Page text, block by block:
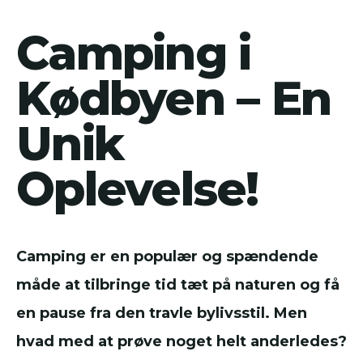
Camping i
Kødbyen – En
Unik
Oplevelse!
Camping er en populær og spændende
måde at tilbringe tid tæt på naturen og få
en pause fra den travle bylivsstil. Men
hvad med at prøve noget helt anderledes?